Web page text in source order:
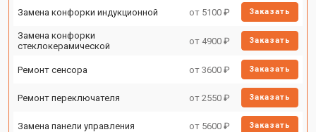
Замена конфорки индукционной от 5100 ₽ Заказать
Замена конфорки
стеклокерамической
от 4900 ₽ Заказать
Ремонт сенсора от 3600 ₽ Заказать
Ремонт переключателя от 2550 ₽ Заказать
Замена панели управления от 5600 ₽ Заказать